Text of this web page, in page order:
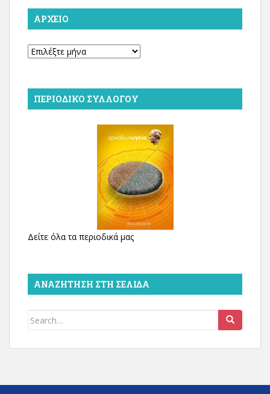
ΑΡΧΕΊΟ
Αρχείο
ΠΕΡΙΟΔΙΚΌ ΣΥΛΛΌΓΟΥ
Δείτε όλα τα περιοδικά μας
ΑΝΑΖΉΤΗΣΗ ΣΤΗ ΣΕΛΊΔΑ
Search